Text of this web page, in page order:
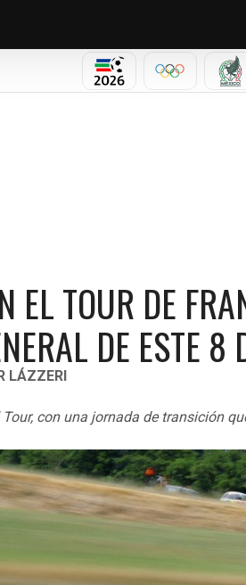
MUNDIAL 2026OLÍMPICOS
EL TOUR DE
DE ESTE 8
LÁZZERI
con una jornada de transición